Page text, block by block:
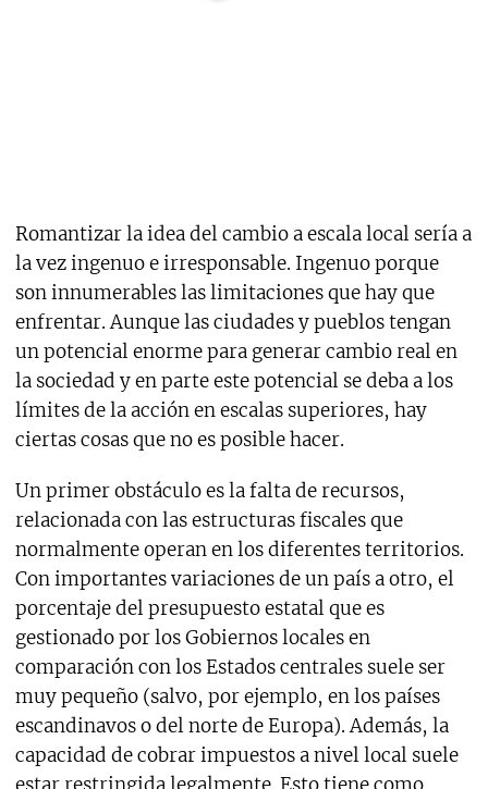
Romantizar la idea del cambio a escala local sería a
la vez ingenuo e irresponsable. Ingenuo porque
son innumerables las limitaciones que hay que
enfrentar. Aunque las ciudades y pueblos tengan
un potencial enorme para generar cambio real en
la sociedad y en parte este potencial se deba a los
límites de la acción en escalas superiores, hay
ciertas cosas que no es posible hacer.
Un primer obstáculo es la falta de recursos,
relacionada con las estructuras fiscales que
normalmente operan en los diferentes territorios.
Con importantes variaciones de un país a otro, el
porcentaje del presupuesto estatal que es
gestionado por los Gobiernos locales en
comparación con los Estados centrales suele ser
muy pequeño (salvo, por ejemplo, en los países
escandinavos o del norte de Europa). Además, la
capacidad de cobrar impuestos a nivel local suele